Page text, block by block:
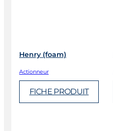
Henry (foam)
Actionneur
FICHE PRODUIT